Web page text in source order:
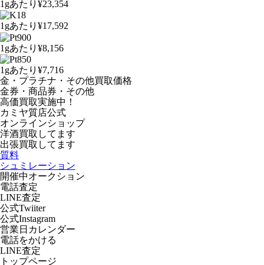
1gあたり ¥23,354
1gあたり ¥17,592
1gあたり ¥8,156
1gあたり ¥7,716
金・プラチナ・その他買取価格
金券・商品券・その他
高価買取実施中！
カミヤ質店公式
オンラインショップ
洋酒買取してます
出張買取 してます
質料
シュミレーション
開催中オークション
電話査定
LINE査定
公式Twiiter
公式Instagram
営業日カレンダー
電話をかける
LINE査定
トップページ